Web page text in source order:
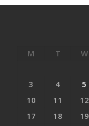
M T W
3
4 5
10
11 12
17
18 19